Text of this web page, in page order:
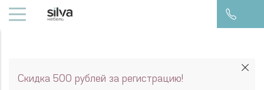
Скидка 500 рублей за регистрацию!